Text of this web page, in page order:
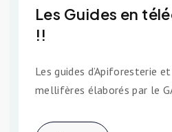
Les Guides en
!!
Les guides d’Apiforesterie
mellifères élaborés par le